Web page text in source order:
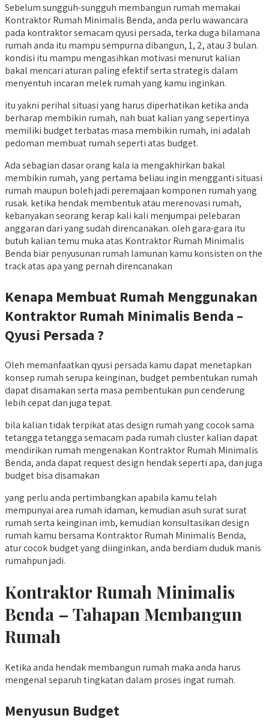
Sebelum sungguh-sungguh membangun rumah memakai
Kontraktor Rumah Minimalis Benda, anda perlu wawancara
pada kontraktor semacam qyusi persada, terka duga bilamana
rumah anda itu mampu sempurna dibangun, 1, 2, atau 3 bulan.
kondisi itu mampu mengasihkan motivasi menurut kalian
bakal mencari aturan paling efektif serta strategis dalam
menyentuh incaran melek rumah yang kamu inginkan.
itu yakni perihal situasi yang harus diperhatikan ketika anda
berharap membikin rumah, nah buat kalian yang sepertinya
memiliki budget terbatas masa membikin rumah, ini adalah
pedoman membuat rumah seperti atas budget.
Ada sebagian dasar orang kala ia mengakhirkan bakal
membikin rumah, yang pertama beliau ingin mengganti situasi
rumah maupun boleh jadi peremajaan komponen rumah yang
rusak. ketika hendak membentuk atau merenovasi rumah,
kebanyakan seorang kerap kali kali menjumpai pelebaran
anggaran dari yang sudah direncanakan. oleh gara-gara itu
butuh kalian temu muka atas Kontraktor Rumah Minimalis
Benda biar penyusunan rumah lamunan kamu konsisten on the
track atas apa yang pernah direncanakan
Kenapa Membuat Rumah Menggunakan
Kontraktor Rumah Minimalis Benda –
Qyusi Persada ?
Oleh memanfaatkan qyusi persada kamu dapat menetapkan
konsep rumah serupa keinginan, budget pembentukan rumah
dapat disamakan serta masa pembentukan pun cenderung
lebih cepat dan juga tepat.
bila kalian tidak terpikat atas design rumah yang cocok sama
tetangga tetangga semacam pada rumah cluster kalian dapat
mendirikan rumah mengenakan Kontraktor Rumah Minimalis
Benda, anda dapat request design hendak seperti apa, dan juga
budget bisa disamakan
yang perlu anda pertimbangkan apabila kamu telah
mempunyai area rumah idaman, kemudian asuh surat surat
rumah serta keinginan imb, kemudian konsultasikan design
rumah kamu bersama Kontraktor Rumah Minimalis Benda,
atur cocok budget yang diinginkan, anda berdiam duduk manis
rumahpun jadi.
Kontraktor Rumah Minimalis
Benda – Tahapan Membangun
Rumah
Ketika anda hendak membangun rumah maka anda harus
mengenal separuh tingkatan dalam proses ingat rumah.
Menyusun Budget